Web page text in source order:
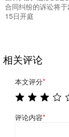
合同纠纷的诉讼将
15日开庭
相关评论
本文评分*
评论内容*